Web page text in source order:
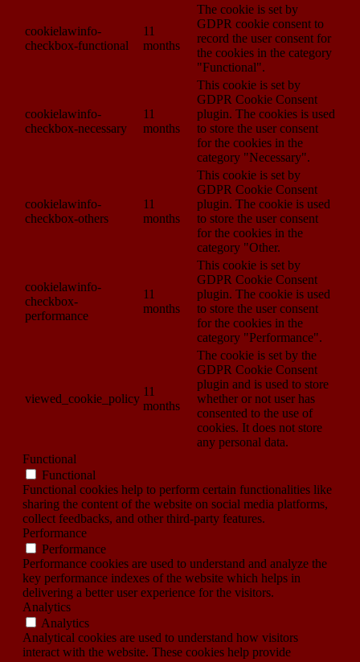
cookielawinfo-
checkbox-functional
11
months
The cookie is set by
GDPR cookie consent to
record the user consent for
the cookies in the category
"Functional".
cookielawinfo-
checkbox-necessary
11
months
This cookie is set by
GDPR Cookie Consent
plugin. The cookies is used
to store the user consent
for the cookies in the
category "Necessary".
cookielawinfo-
checkbox-others
11
months
This cookie is set by
GDPR Cookie Consent
plugin. The cookie is used
to store the user consent
for the cookies in the
category "Other.
cookielawinfo-
checkbox-
performance
11
months
This cookie is set by
GDPR Cookie Consent
plugin. The cookie is used
to store the user consent
for the cookies in the
category "Performance".
viewed_cookie_policy
11
months
The cookie is set by the
GDPR Cookie Consent
plugin and is used to store
whether or not user has
consented to the use of
cookies. It does not store
any personal data.
Functional
Functional
Functional cookies help to perform certain functionalities like
sharing the content of the website on social media platforms,
collect feedbacks, and other third-party features.
Performance
Performance
Performance cookies are used to understand and analyze the
key performance indexes of the website which helps in
delivering a better user experience for the visitors.
Analytics
Analytics
Analytical cookies are used to understand how visitors
interact with the website. These cookies help provide